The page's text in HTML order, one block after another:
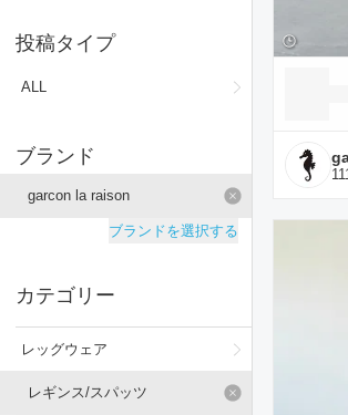
投稿タイプ
ALL
ブランド
garcon la raison
ブランドを選択する
カテゴリー
レッグウェア
レギンス/スパッツ
111